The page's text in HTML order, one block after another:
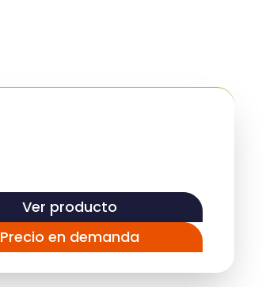
Ver producto
Precio en demanda